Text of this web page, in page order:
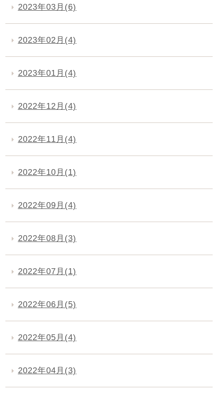
2023年03月(6)
2023年02月(4)
2023年01月(4)
2022年12月(4)
2022年11月(4)
2022年10月(1)
2022年09月(4)
2022年08月(3)
2022年07月(1)
2022年06月(5)
2022年05月(4)
2022年04月(3)